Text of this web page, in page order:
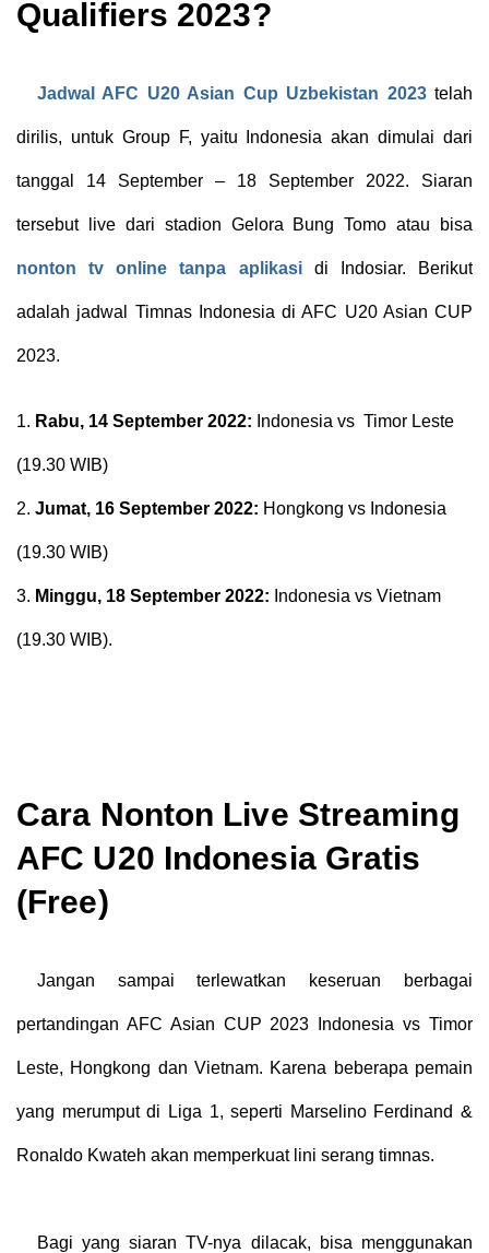
Qualifiers 2023?
Jadwal AFC U20 Asian Cup Uzbekistan 2023telah
dirilis, untuk Group F, yaitu Indonesia akan dimulai dari
tanggal 14 September – 18 September 2022. Siaran
tersebut live dari stadion Gelora Bung Tomo atau bisa
nonton tv online tanpa aplikasidi Indosiar. Berikut
adalah jadwal Timnas Indonesia di AFC U20 Asian CUP
2023.
1. Rabu, 14 September 2022: Indonesia vs Timor Leste
(19.30 WIB)
2. Jumat, 16 September 2022: Hongkong vs Indonesia
(19.30 WIB)
3. Minggu, 18 September 2022: Indonesia vs Vietnam
(19.30 WIB).
Cara Nonton Live Streaming
AFC U20 Indonesia Gratis
(Free)
Jangan sampai terlewatkan keseruan berbagai
pertandingan AFC Asian CUP 2023 Indonesia vs Timor
Leste, Hongkong dan Vietnam. Karena beberapa pemain
yang merumput di Liga 1, seperti Marselino Ferdinand &
Ronaldo Kwateh akan memperkuat lini serang timnas.
Bagi yang siaran TV-nya dilacak, bisa menggunakan